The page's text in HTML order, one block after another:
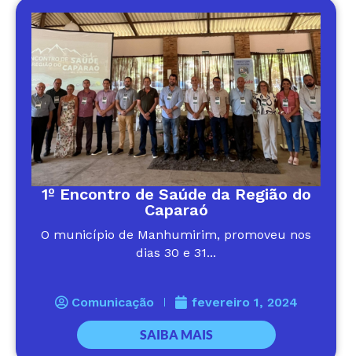
1º Encontro de Saúde da Região do
Caparaó
O município de Manhumirim, promoveu nos
dias 30 e 31...
Comunicação fevereiro 1, 2024
SAIBA MAIS